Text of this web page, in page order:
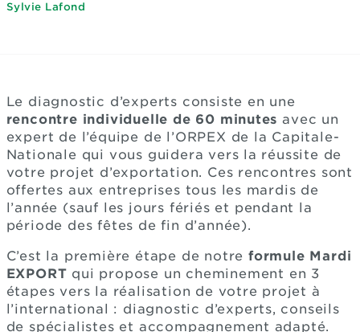
Sylvie Lafond
Le diagnostic d’experts consiste en une
rencontre individuelle de 60 minutes avec un
expert de l’équipe de l’ORPEX de la Capitale-
Nationale qui vous guidera vers la réussite de
votre projet d’exportation. Ces rencontres sont
offertes aux entreprises tous les mardis de
l’année (sauf les jours fériés et pendant la
période des fêtes de fin d’année).
C’est la première étape de notre formule Mardi
EXPORT qui propose un cheminement en 3
étapes vers la réalisation de votre projet à
l’international : diagnostic d’experts, conseils
de spécialistes et accompagnement adapté.